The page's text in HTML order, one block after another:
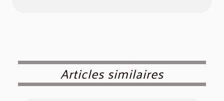
Articles similaires